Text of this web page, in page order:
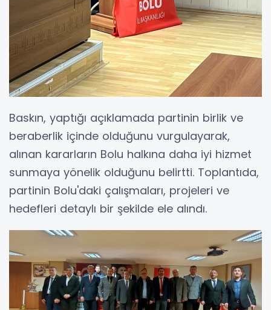
Baskın, yaptığı açıklamada partinin birlik ve
beraberlik içinde olduğunu vurgulayarak,
alınan kararların Bolu halkına daha iyi hizmet
sunmaya yönelik olduğunu belirtti. Toplantıda,
partinin Bolu'daki çalışmaları, projeleri ve
hedefleri detaylı bir şekilde ele alındı.